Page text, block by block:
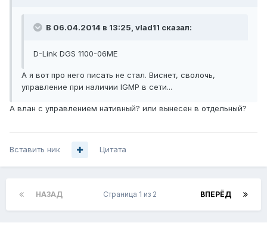
В 06.04.2014 в 13:25, vlad11 сказал:
D-Link DGS 1100-06МЕ
А я вот про него писать не стал. Виснет, сволочь,
управление при наличии IGMP в сети...
А влан с управлением нативный? или вынесен в отдельный?
Вставить ник Цитата
НАЗАД ВПЕРЁД
Страница 1 из 2